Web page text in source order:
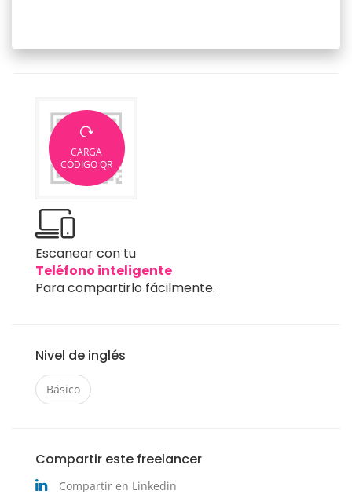
CARGA
CÓDIGO QR
Escanear con tu
Teléfono inteligente
Para compartirlo fácilmente.
Nivel de inglés
Básico
Compartir este freelancer
Compartir en Linkedin